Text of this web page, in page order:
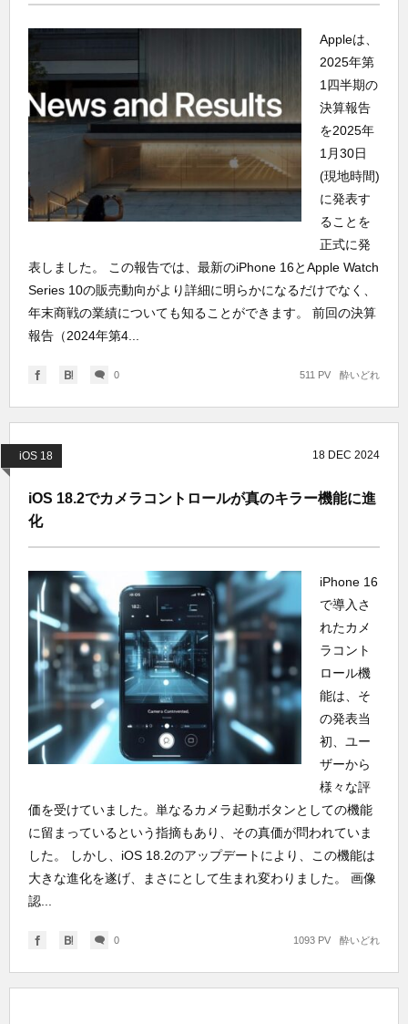
Appleは、
2025年第
1四半期の
決算報告
を2025年
1月30日
(現地時間)
に発表す
ることを
正式に発
表しました。 この報告では、最新のiPhone 16とApple Watch
Series 10の販売動向がより詳細に明らかになるだけでなく、
年末商戦の業績についても知ることができます。 前回の決算
報告（2024年第4...
0 酔いどれ
511 PV
iOS 18 18 DEC 2024
iOS 18.2でカメラコントロールが真のキラー機能に進
化
iPhone 16
で導入さ
れたカメ
ラコント
ロール機
能は、そ
の発表当
初、ユー
ザーから
様々な評
価を受けていました。単なるカメラ起動ボタンとしての機能
に留まっているという指摘もあり、その真価が問われていま
した。 しかし、iOS 18.2のアップデートにより、この機能は
大きな進化を遂げ、まさにとして生まれ変わりました。 画像
認...
0 酔いどれ
1093 PV